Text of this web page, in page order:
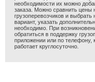
необходимости их можно
заказа. Можно сравнить цены
грузоперевозчиков и
вариант, указать
необходимо. При
обратиться в поддержку
приложении или по телефону,
работает круглосуточно.